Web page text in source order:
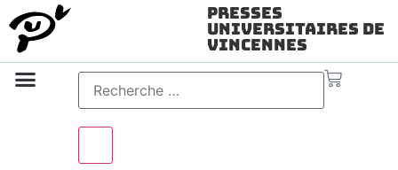
Presses
Universitaires de
Vincennes